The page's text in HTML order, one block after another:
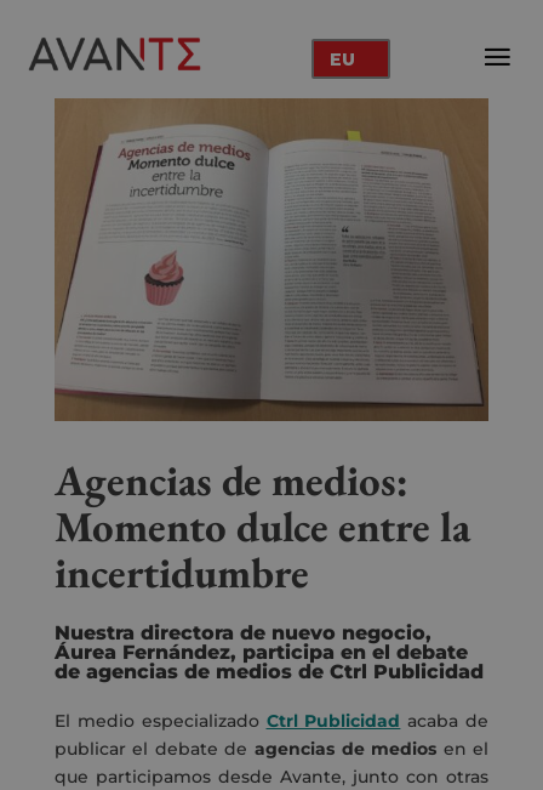
EU
Agencias de medios:
Momento dulce entre la
incertidumbre
Nuestra directora de nuevo negocio,
Áurea Fernández, participa en el debate
de agencias de medios de Ctrl Publicidad
El medio especializado Ctrl Publicidad acaba de
publicar el debate de agencias de medios en el
que participamos desde Avante, junto con otras